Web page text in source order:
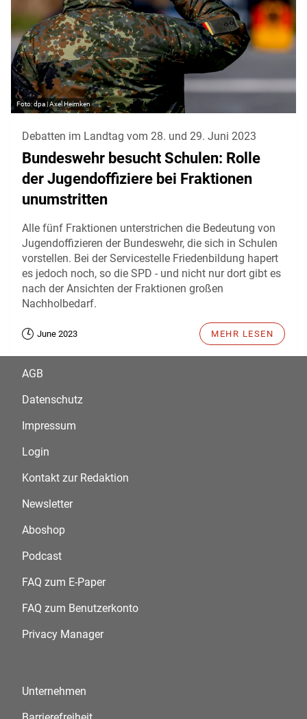
dpa | Axel Heimken
Debatten im Landtag vom 28. und 29. Juni 2023
Bundeswehr besucht Schulen: Rolle
der Jugendoffiziere bei Fraktionen
unumstritten
Alle fünf Fraktionen unterstrichen die Bedeutung von
Jugendoffizieren der Bundeswehr, die sich in Schulen
vorstellen. Bei der Servicestelle Friedenbildung hapert
es jedoch noch, so die SPD - und nicht nur dort gibt es
nach der Ansichten der Fraktionen großen
Nachholbedarf.
June 2023 MEHR LESEN
AGB
Datenschutz
Impressum
Login
Kontakt zur Redaktion
Newsletter
Aboshop
Podcast
FAQ zum E-Paper
FAQ zum Benutzerkonto
Privacy Manager
Unternehmen